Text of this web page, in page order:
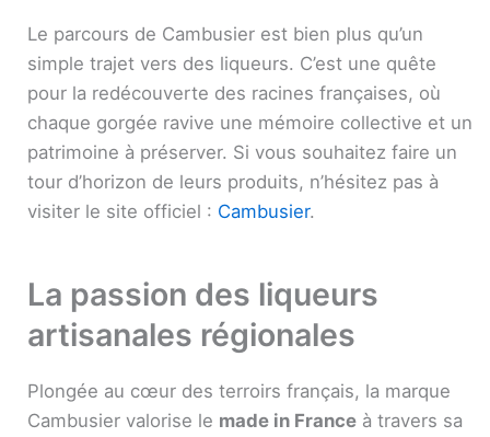
Le parcours de Cambusier est bien plus qu’un
simple trajet vers des liqueurs. C’est une quête
pour la redécouverte des racines françaises, où
chaque gorgée ravive une mémoire collective et un
patrimoine à préserver. Si vous souhaitez faire un
tour d’horizon de leurs produits, n’hésitez pas à
visiter le site officiel : Cambusier.
La passion des liqueurs
artisanales régionales
Plongée au cœur des terroirs français, la marque
Cambusier valorise le made in France à travers sa